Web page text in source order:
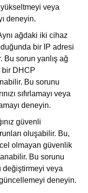
yükseltmeyi veya
deneyin.
ağdaki iki cihaz
bir IP adresi
Bu sorun yanlış ağ
bir DHCP
Bu sorunu
sıfırlamayı veya
deneyin.
güvenli
oluşabilir. Bu,
olmayan güvenlik
Bu sorunu
değiştirmeyi veya
deneyin.